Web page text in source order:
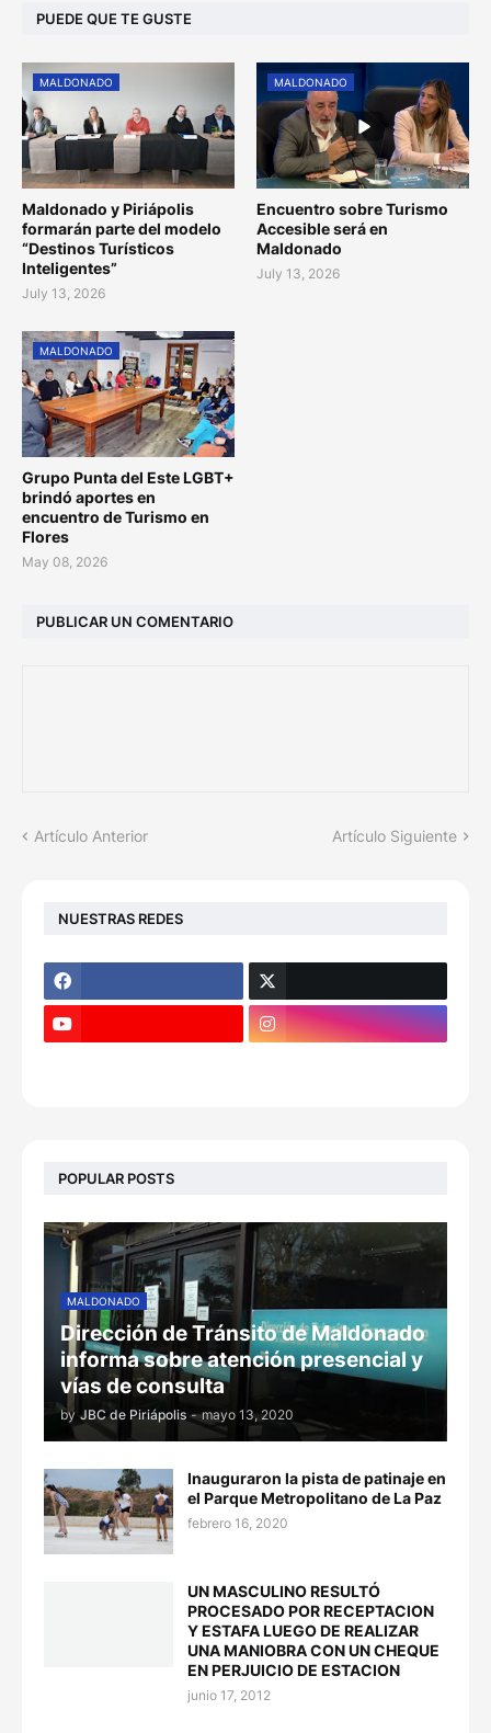
PUEDE QUE TE GUSTE
MALDONADO
Maldonado y Piriápolis
formarán parte del modelo
“Destinos Turísticos
Inteligentes”
July 13, 2026
MALDONADO
Encuentro sobre Turismo
Accesible será en
Maldonado
July 13, 2026
MALDONADO
Grupo Punta del Este LGBT+
brindó aportes en
encuentro de Turismo en
Flores
May 08, 2026
PUBLICAR UN COMENTARIO
Artículo Anterior Artículo Siguiente
NUESTRAS REDES
POPULAR POSTS
MALDONADO
Dirección de Tránsito de Maldonado
informa sobre atención presencial y
vías de consulta
by JBC de Piriápolis - mayo 13, 2020
Inauguraron la pista de patinaje en
el Parque Metropolitano de La Paz
febrero 16, 2020
UN MASCULINO RESULTÓ
PROCESADO POR RECEPTACION
Y ESTAFA LUEGO DE REALIZAR
UNA MANIOBRA CON UN CHEQUE
EN PERJUICIO DE ESTACION
junio 17, 2012